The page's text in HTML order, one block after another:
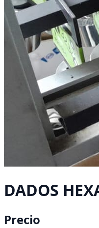
DADOS
Precio